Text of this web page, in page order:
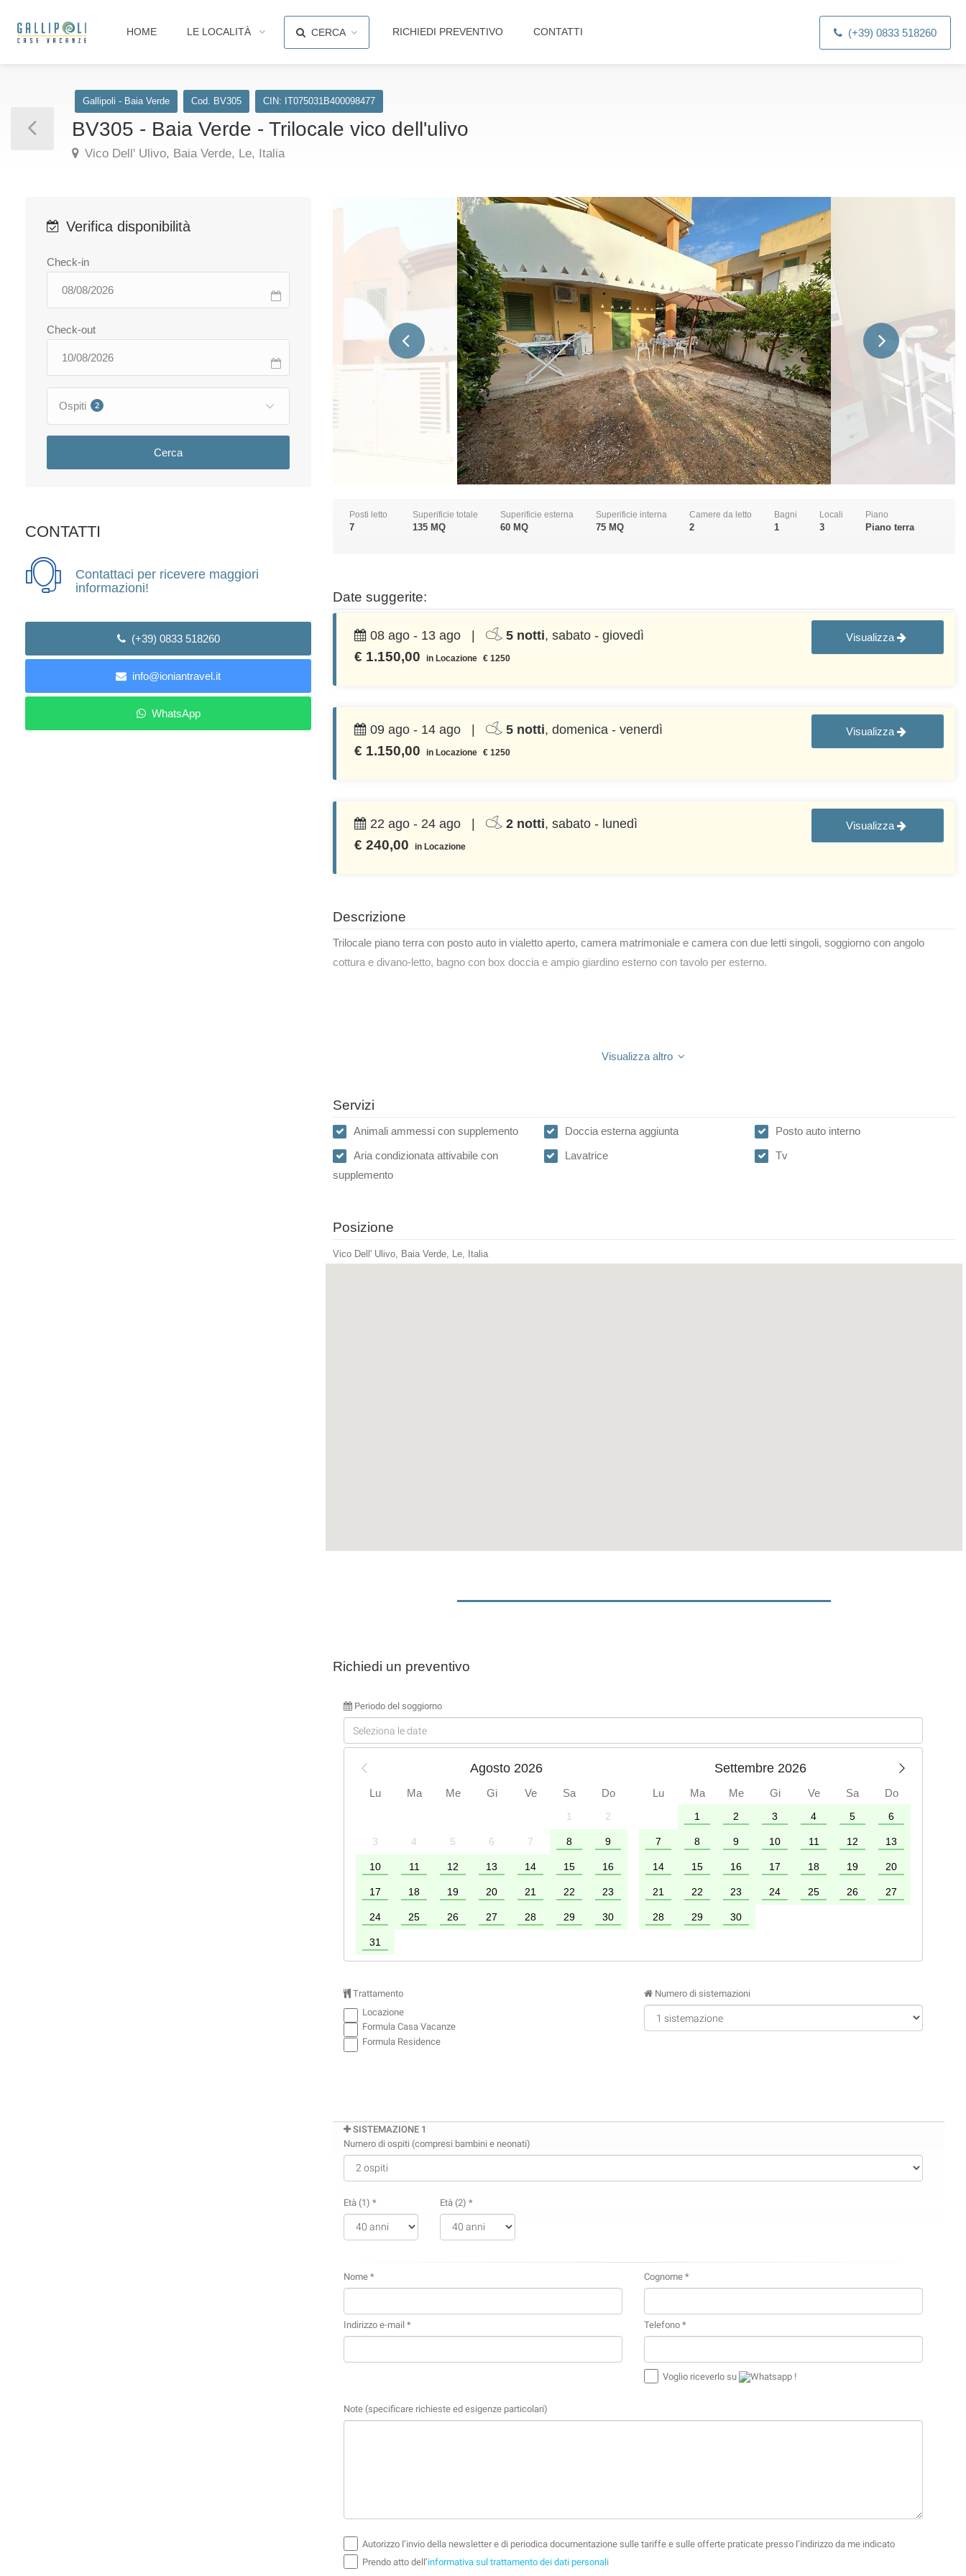
HOME LE LOCALITÀ CERCA RICHIEDI PREVENTIVO CONTATTI (+39) 0833 518260
Gallipoli - Baia Verde Cod. BV305 CIN: IT075031B400098477
BV305 - Baia Verde - Trilocale vico dell'ulivo
Vico Dell' Ulivo, Baia Verde, Le, Italia
Verifica disponibilità
Check-in
Check-out
Ospiti 2
Cerca
CONTATTI
Contattaci per ricevere maggiori
informazioni!
(+39) 0833 518260
info@ioniantravel.it
WhatsApp
Posti letto
7
Superificie totale
135 MQ
Superificie esterna
60 MQ
Superificie interna
75 MQ
Camere da letto
2
Bagni
1
Locali
3
Piano
Piano terra
Date suggerite:
08 ago - 13 ago | 5 notti, sabato - giovedì
€ 1.150,00 in Locazione € 1250
Visualizza
09 ago - 14 ago | 5 notti, domenica - venerdì
€ 1.150,00 in Locazione € 1250
Visualizza
22 ago - 24 ago | 2 notti, sabato - lunedì
€ 240,00 in Locazione
Visualizza
Descrizione
Trilocale piano terra con posto auto in vialetto aperto, camera matrimoniale e camera con due letti singoli, soggiorno con angolo
cottura e divano-letto, bagno con box doccia e ampio giardino esterno con tavolo per esterno.
Visualizza altro
Servizi
Animali ammessi con supplemento
Aria condizionata attivabile con
supplemento
Doccia esterna aggiunta
Lavatrice
Posto auto interno
Tv
Posizione
Vico Dell' Ulivo, Baia Verde, Le, Italia
Richiedi un preventivo